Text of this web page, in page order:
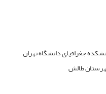
جغرافیای دانشگاه تهران
طالش